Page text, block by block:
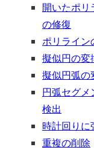
開いたポリ
の修復
ポリライン
擬似円の変
擬似円弧の
円弧セグメ
検出
時計回りに
重複の削除